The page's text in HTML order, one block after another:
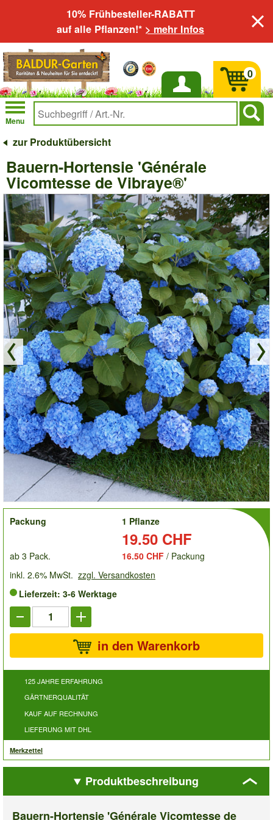
10% Frühbesteller-RABATT
auf alle Pflanzen!* > mehr Infos
Anmelden
Menu
0
zur Produktübersicht
Bauern-Hortensie 'Générale
Vicomtesse de Vibraye®'
order
Packung
1 Pflanze
19.50 CHF
ab 3 Pack. 16.50 CHF / Packung
inkl. 2.6% MwSt. zzgl. Versandkosten
Lieferzeit: 3-6 Werktage
in den Warenkorb
125 JAHRE ERFAHRUNG
GÄRTNERQUALITÄT
KAUF AUF RECHNUNG
LIEFERUNG MIT DHL
Merkzettel
Produktbeschreibung
Bauern-Hortensie 'Générale Vicomtesse de